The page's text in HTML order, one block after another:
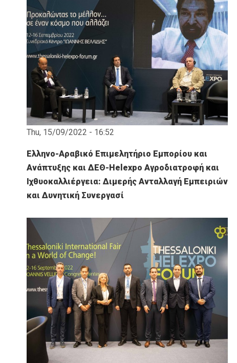
Thu, 15/09/2022 - 16:52
Ελληνο-Αραβικό Επιμελητήριο Εμπορίου και
Ανάπτυξης και ΔΕΘ-Helexpo Αγροδιατροφή και
Ιχθυοκαλλιέργεια: Διμερής Ανταλλαγή Εμπειριών
και Δυνητική Συνεργασί